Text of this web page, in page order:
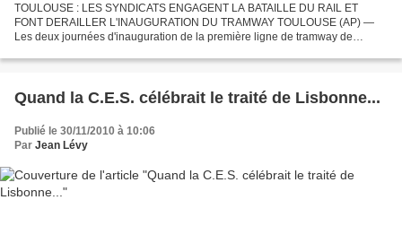
TOULOUSE : LES SYNDICATS ENGAGENT LA BATAILLE DU RAIL ET
FONT DERAILLER L'INAUGURATION DU TRAMWAY TOULOUSE (AP) —
Les deux journées d'inauguration de la première ligne de tramway de
commune...
Quand la C.E.S. célébrait le traité de Lisbonne...
Publié le 30/11/2010 à 10:06
Par Jean Lévy